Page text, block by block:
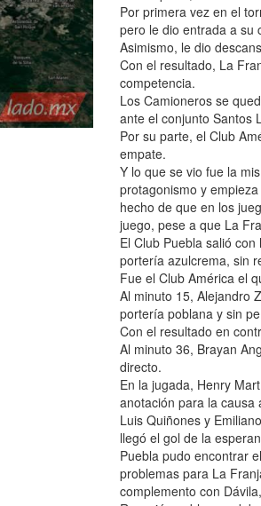
Por primera vez en el
pero le dio entrada a su
Asimismo, le dio
Con el resultado, La
competencia.
Los Camioneros se
ante el conjunto Santos
Por su parte, el Club
empate.
Y lo que se vio fue la
protagonismo y
hecho de que en los
juego, pese a que La
El Club Puebla salió
portería azulcrema, sin
Fue el Club América el
Al minuto 15, Alejandro
portería poblana y sin
Con el resultado en
Al minuto 36, Brayan
directo.
En la jugada, Henry
anotación para la causa
Luis Quiñones y
llegó el gol de la
Puebla pudo encontrar
problemas para La
complemento con